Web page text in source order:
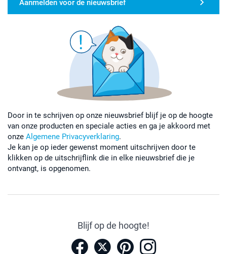
Aanmelden voor de nieuwsbrief
Door in te schrijven op onze nieuwsbrief blijf je op de hoogte
van onze producten en speciale acties en ga je akkoord met
onze Algemene Privacyverklaring.
Je kan je op ieder gewenst moment uitschrijven door te
klikken op de uitschrijflink die in elke nieuwsbrief die je
ontvangt, is opgenomen.
Blijf op de hoogte!